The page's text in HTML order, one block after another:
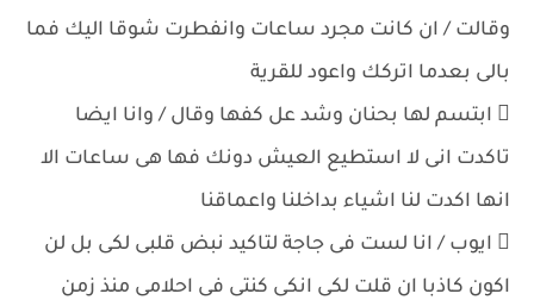
وقالت / ان كانت مجرد ساعات وانفطرت شوقا اليك فما
بالى بعدما اتركك واعود للقرية
 ابتسم لها بحنان وشد عل كفها وقال / وانا ايضا
تاكدت انى لا استطيع العيش دونك فها هى ساعات الا
انها اكدت لنا اشياء بداخلنا واعماقنا
 ايوب / انا لست فى جاجة لتاكيد نبض قلبى لكى بل لن
اكون كاذبا ان قلت لكى انكى كنتى فى احلامى منذ زمن